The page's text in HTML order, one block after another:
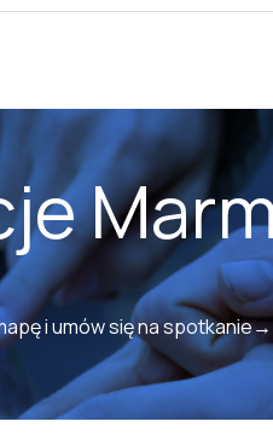
i umów się na spotkanie→